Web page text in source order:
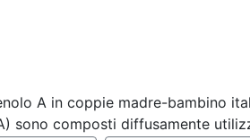
A in coppie madre-bambino
sono composti diffusamente